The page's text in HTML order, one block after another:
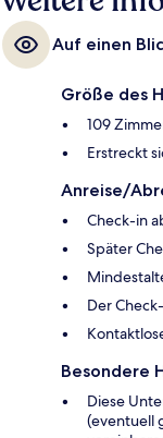
Auf einen
Größe des
109
Erstreckt
Anreise/
Check-in
Später
Der
Besondere
Diese
(eventuell